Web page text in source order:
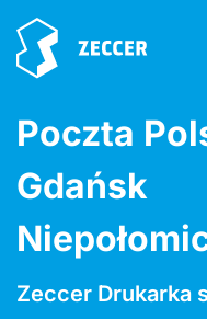
Poczta
Gdańsk
Zeccer Drukarka